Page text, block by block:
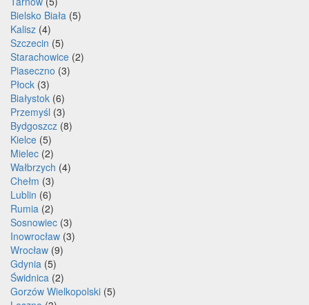
Bielsko Biała (5)
Kalisz (4)
Szczecin (5)
Starachowice (2)
Piaseczno (3)
Płock (3)
Białystok (6)
Przemyśl (3)
Bydgoszcz (8)
Kielce (5)
Mielec (2)
Wałbrzych (4)
Chełm (3)
Lublin (6)
Rumia (2)
Sosnowiec (3)
Inowrocław (3)
Wrocław (9)
Gdynia (5)
Świdnica (2)
Gorzów Wielkopolski (5)